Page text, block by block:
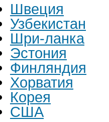
Швеция
Узбекистан
Шри-ланка
Эстония
Финляндия
Хорватия
Корея
США